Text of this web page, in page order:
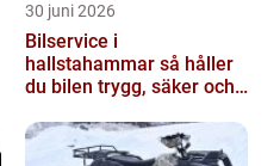
30 juni 2026
Bilservice i
hallstahammar så håller
du bilen trygg, säker och